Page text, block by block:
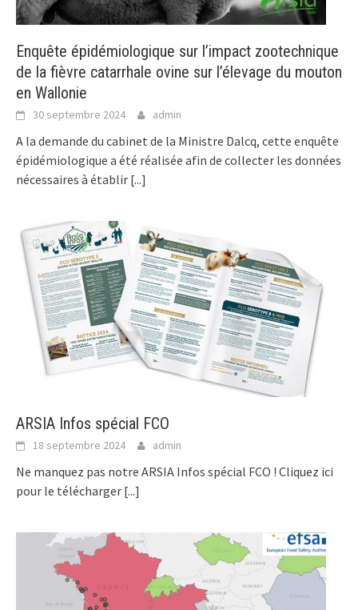
Enquête épidémiologique sur l’impact zootechnique
de la fièvre catarrhale ovine sur l’élevage du mouton
en Wallonie
30 septembre 2024 admin
A la demande du cabinet de la Ministre Dalcq, cette enquête
épidémiologique a été réalisée afin de collecter les données
nécessaires à établir [...]
ARSIA Infos spécial FCO
18 septembre 2024 admin
Ne manquez pas notre ARSIA Infos spécial FCO ! Cliquez ici
pour le télécharger [...]